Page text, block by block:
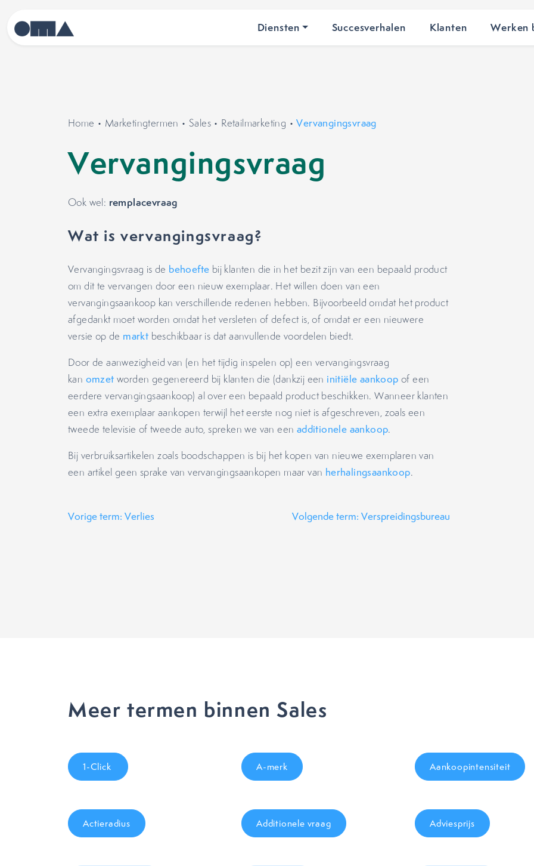
Diensten Succesverhalen Klanten Werken
Home • Marketingtermen •Sales • Retailmarketing •Vervangingsvraag
Vervangingsvraag
Ook wel: remplacevraag
Wat is vervangingsvraag?
Vervangingsvraag is de behoefte bij klanten die in het bezit zijn van een bepaald product
om dit te vervangen door een nieuw exemplaar. Het willen doen van een
vervangingsaankoop kan verschillende redenen hebben. Bijvoorbeeld omdat het product
afgedankt moet worden omdat het versleten of defect is, of omdat er een nieuwere
versie op de markt beschikbaar is dat aanvullende voordelen biedt.
Door de aanwezigheid van (en het tijdig inspelen op) een vervangingsvraag
kan omzet worden gegenereerd bij klanten die (dankzij een initiële aankoop of een
eerdere vervangingsaankoop) al over een bepaald product beschikken. Wanneer klanten
een extra exemplaar aankopen terwijl het eerste nog niet is afgeschreven, zoals een
tweede televisie of tweede auto, spreken we van een additionele aankoop.
Bij verbruiksartikelen zoals boodschappen is bij het kopen van nieuwe exemplaren van
een artikel geen sprake van vervangingsaankopen maar van herhalingsaankoop.
Vorige term: Verlies Volgende term: Verspreidingsbureau
Meer termen binnen Sales
1-Click A-merk Aankoopintensiteit
Actieradius Additionele vraag Adviesprijs